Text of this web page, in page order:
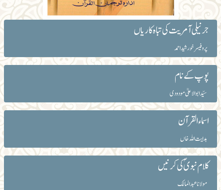
جرنیلی آمریت کی تباہ کاریاں
پروفیسر خورشید احمد
پوپ کے نام
سیّد ابوالاعلیٰ مودودی
اسماء القرآن
ہدایت اللہ خاں
کلام نبویؐ کی کرنیں
مولانا عبد المالک